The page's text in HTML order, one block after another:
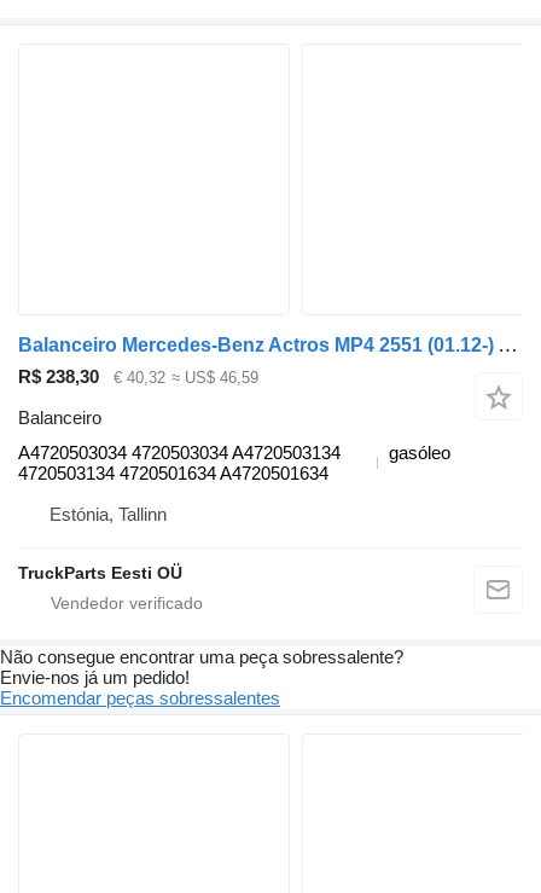
Balanceiro Mercedes-Benz Actros MP4 2551 (01.12-) A4720503034 para camião tractor Mercedes-Benz Actros MP4 Antos Arocs (2012-)
R$ 238,30 € 40,32 ≈ US$ 46,59
Balanceiro
A4720503034 4720503034 A4720503134
4720503134 4720501634 A4720501634
gasóleo
Estónia, Tallinn
TruckParts Eesti OÜ
Não consegue encontrar uma peça sobressalente?
Envie-nos já um pedido!
Encomendar peças sobressalentes